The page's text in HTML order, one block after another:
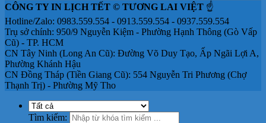
CÔNG TY IN LỊCH TẾT © TƯƠNG LAI VIỆT ☝️
Hotline/Zalo: 0983.559.554 - 0913.559.554 - 0937.559.554
Trụ sở chính: 950/9 Nguyễn Kiệm - Phường Hạnh Thông (Gò Vấp
Cũ) - TP. HCM
CN Tây Ninh (Long An Cũ): Đường Võ Duy Tạo, Ấp Ngãi Lợi A,
Phường Khánh Hậu
CN Đồng Tháp (Tiền Giang Cũ): 554 Nguyễn Tri Phương (Chợ
Thạnh Trị) - Phường Mỹ Tho
Tìm kiếm: